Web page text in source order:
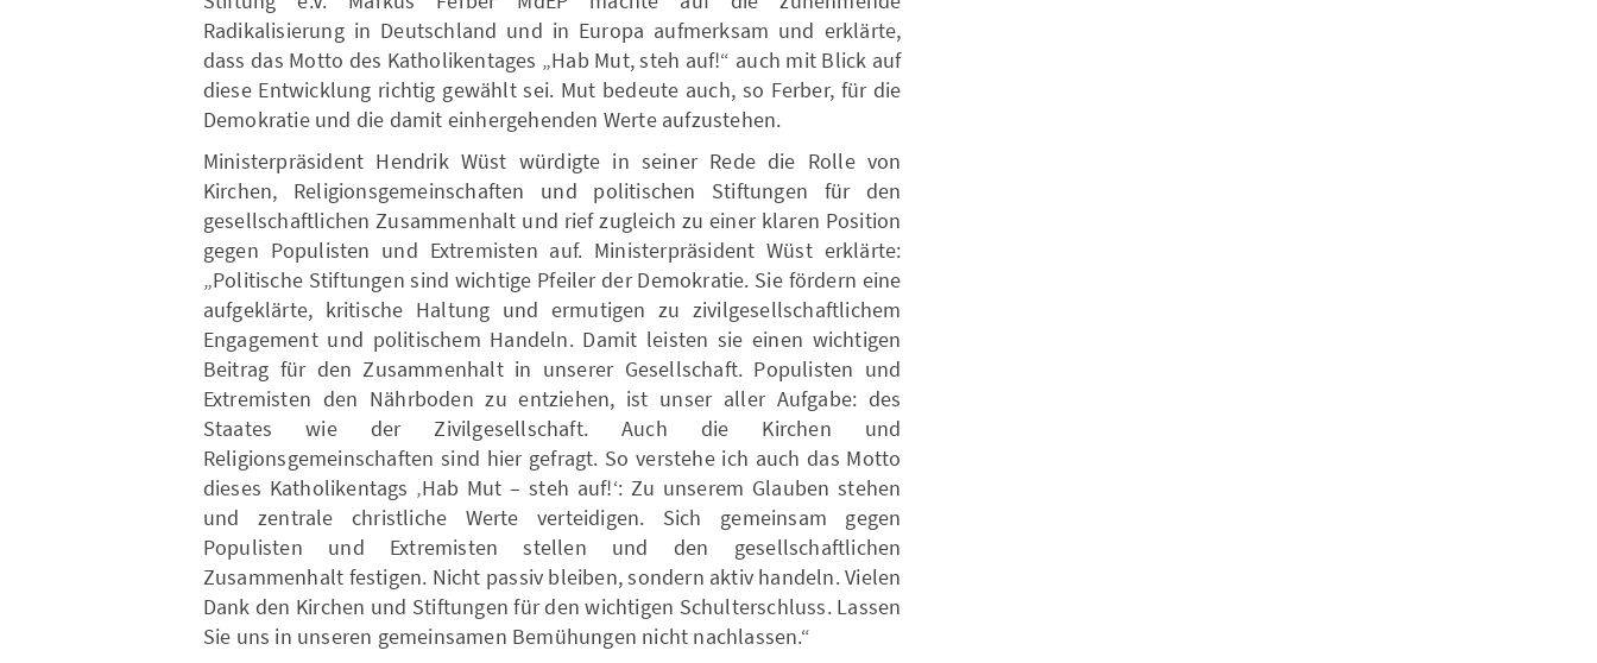
Radikalisierung in Deutschland und in Europa aufmerksam und erklärte,
dass das Motto des Katholikentages „Hab Mut, steh auf!“ auch mit Blick auf
diese Entwicklung richtig gewählt sei. Mut bedeute auch, so Ferber, für die
Demokratie und die damit einhergehenden Werte aufzustehen.
Ministerpräsident Hendrik Wüst würdigte in seiner Rede die Rolle von
Kirchen, Religionsgemeinschaften und politischen Stiftungen für den
gesellschaftlichen Zusammenhalt und rief zugleich zu einer klaren Position
gegen Populisten und Extremisten auf. Ministerpräsident Wüst erklärte:
„Politische Stiftungen sind wichtige Pfeiler der Demokratie. Sie fördern eine
aufgeklärte, kritische Haltung und ermutigen zu zivilgesellschaftlichem
Engagement und politischem Handeln. Damit leisten sie einen wichtigen
Beitrag für den Zusammenhalt in unserer Gesellschaft. Populisten und
Extremisten den Nährboden zu entziehen, ist unser aller Aufgabe: des
Staates wie der Zivilgesellschaft. Auch die Kirchen und
Religionsgemeinschaften sind hier gefragt. So verstehe ich auch das Motto
dieses Katholikentags ‚Hab Mut – steh auf!ʻ: Zu unserem Glauben stehen
und zentrale christliche Werte verteidigen. Sich gemeinsam gegen
Populisten und Extremisten stellen und den gesellschaftlichen
Zusammenhalt festigen. Nicht passiv bleiben, sondern aktiv handeln. Vielen
Dank den Kirchen und Stiftungen für den wichtigen Schulterschluss. Lassen
Sie uns in unseren gemeinsamen Bemühungen nicht nachlassen.“